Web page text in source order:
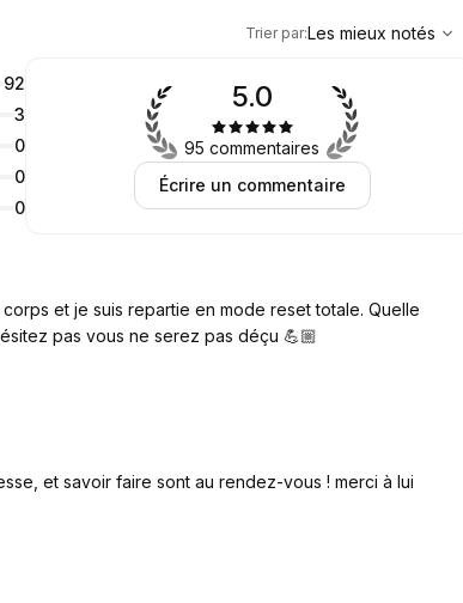
Les mieux notés
Trier par:Les mieux notés
92
3
0
0
0
5.0
95 commentaires
Écrire un commentaire
et je suis repartie en mode reset totale. Quelle
pas vous ne serez pas déçu 💪🏼
et savoir faire sont au rendez-vous ! merci à lui